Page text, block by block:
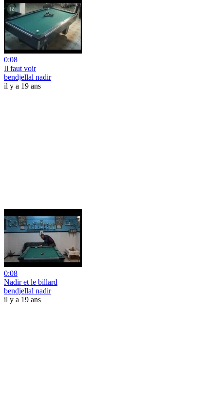
0:08
Il faut voir
bendjellal nadir
il y a 19 ans
0:08
Nadir et le billard
bendjellal nadir
il y a 19 ans